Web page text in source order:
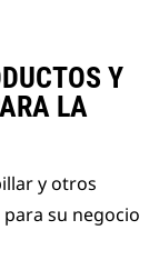
Y
LA
y otros
su negocio